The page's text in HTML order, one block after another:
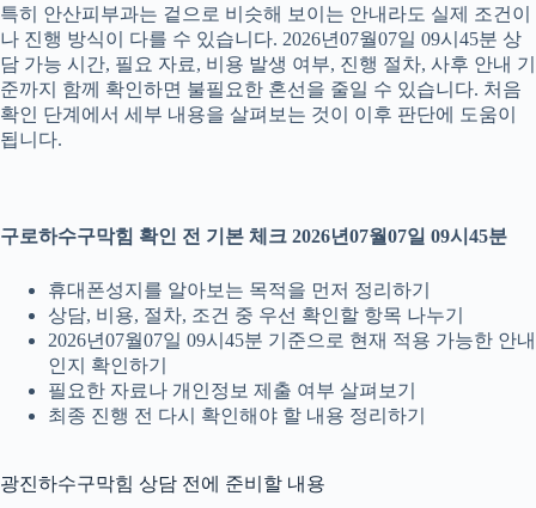
특히 안산피부과는 겉으로 비슷해 보이는 안내라도 실제 조건이
나 진행 방식이 다를 수 있습니다. 2026년07월07일 09시45분 상
담 가능 시간, 필요 자료, 비용 발생 여부, 진행 절차, 사후 안내 기
준까지 함께 확인하면 불필요한 혼선을 줄일 수 있습니다. 처음
확인 단계에서 세부 내용을 살펴보는 것이 이후 판단에 도움이
됩니다.
구로하수구막힘 확인 전 기본 체크 2026년07월07일 09시45분
휴대폰성지를 알아보는 목적을 먼저 정리하기
상담, 비용, 절차, 조건 중 우선 확인할 항목 나누기
2026년07월07일 09시45분 기준으로 현재 적용 가능한 안내
인지 확인하기
필요한 자료나 개인정보 제출 여부 살펴보기
최종 진행 전 다시 확인해야 할 내용 정리하기
광진하수구막힘 상담 전에 준비할 내용